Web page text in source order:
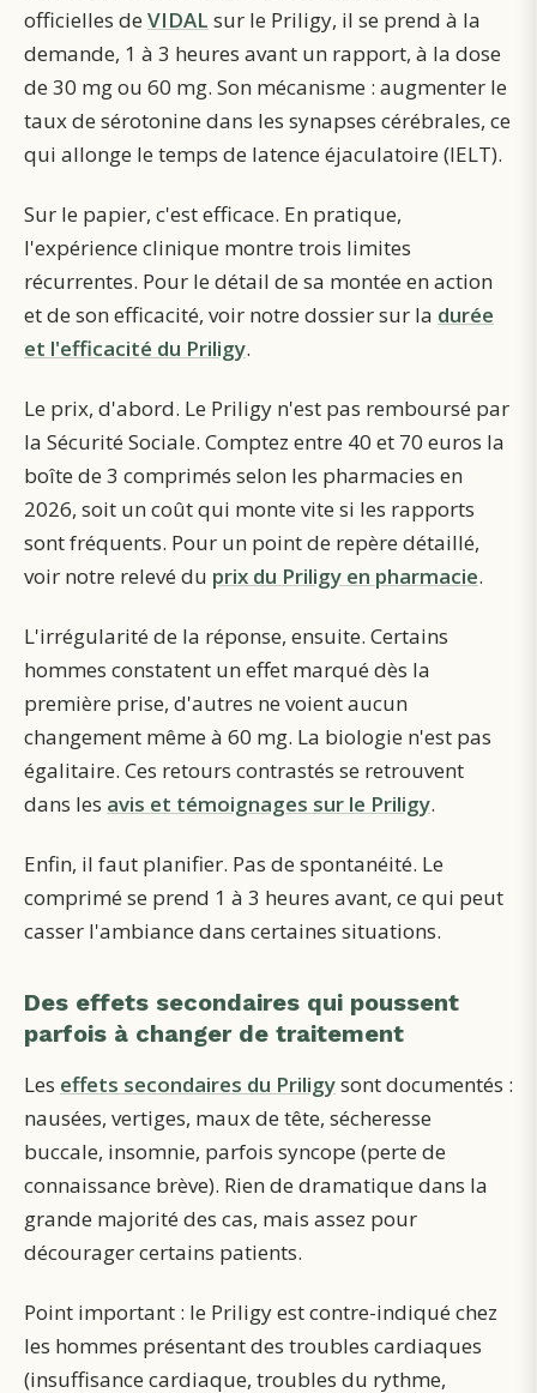
officielles de VIDAL sur le Priligy, il se prend à la
demande, 1 à 3 heures avant un rapport, à la dose
de 30 mg ou 60 mg. Son mécanisme : augmenter le
taux de sérotonine dans les synapses cérébrales, ce
qui allonge le temps de latence éjaculatoire (IELT).
Sur le papier, c'est efficace. En pratique,
l'expérience clinique montre trois limites
récurrentes. Pour le détail de sa montée en action
et de son efficacité, voir notre dossier sur la durée
et l'efficacité du Priligy.
Le prix, d'abord. Le Priligy n'est pas remboursé par
la Sécurité Sociale. Comptez entre 40 et 70 euros la
boîte de 3 comprimés selon les pharmacies en
2026, soit un coût qui monte vite si les rapports
sont fréquents. Pour un point de repère détaillé,
voir notre relevé du prix du Priligy en pharmacie.
L'irrégularité de la réponse, ensuite. Certains
hommes constatent un effet marqué dès la
première prise, d'autres ne voient aucun
changement même à 60 mg. La biologie n'est pas
égalitaire. Ces retours contrastés se retrouvent
dans les avis et témoignages sur le Priligy.
Enfin, il faut planifier. Pas de spontanéité. Le
comprimé se prend 1 à 3 heures avant, ce qui peut
casser l'ambiance dans certaines situations.
Des effets secondaires qui poussent
parfois à changer de traitement
Les effets secondaires du Priligysont documentés :
nausées, vertiges, maux de tête, sécheresse
buccale, insomnie, parfois syncope (perte de
connaissance brève). Rien de dramatique dans la
grande majorité des cas, mais assez pour
décourager certains patients.
Point important : le Priligy est contre-indiqué chez
les hommes présentant des troubles cardiaques
(insuffisance cardiaque, troubles du rythme,